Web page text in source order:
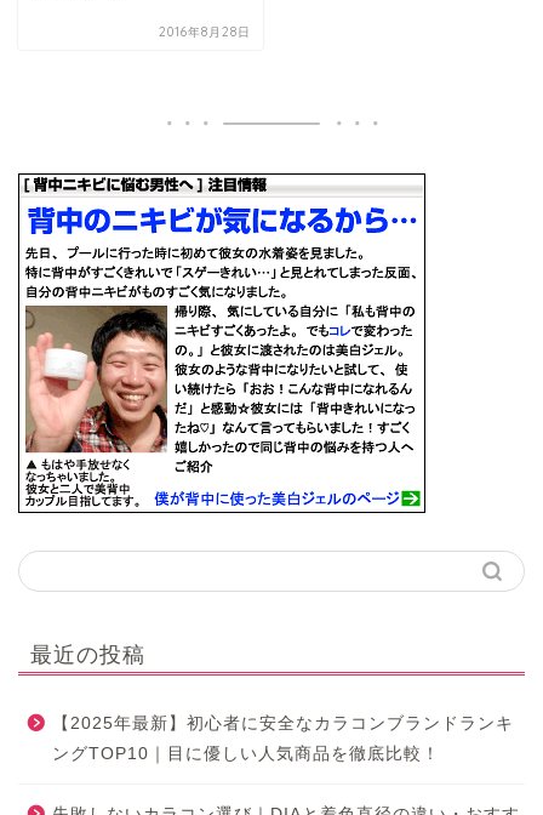
2016年8月28日
最近の投稿
【2025年最新】初心者に安全なカラコンブランドランキ
ングTOP10｜目に優しい人気商品を徹底比較！